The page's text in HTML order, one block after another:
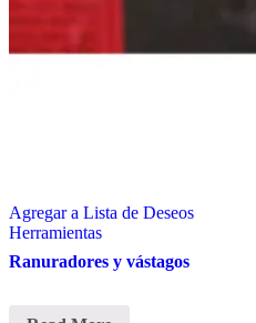
Agregar a Lista de Deseos
Herramientas
Ranuradores y vástagos